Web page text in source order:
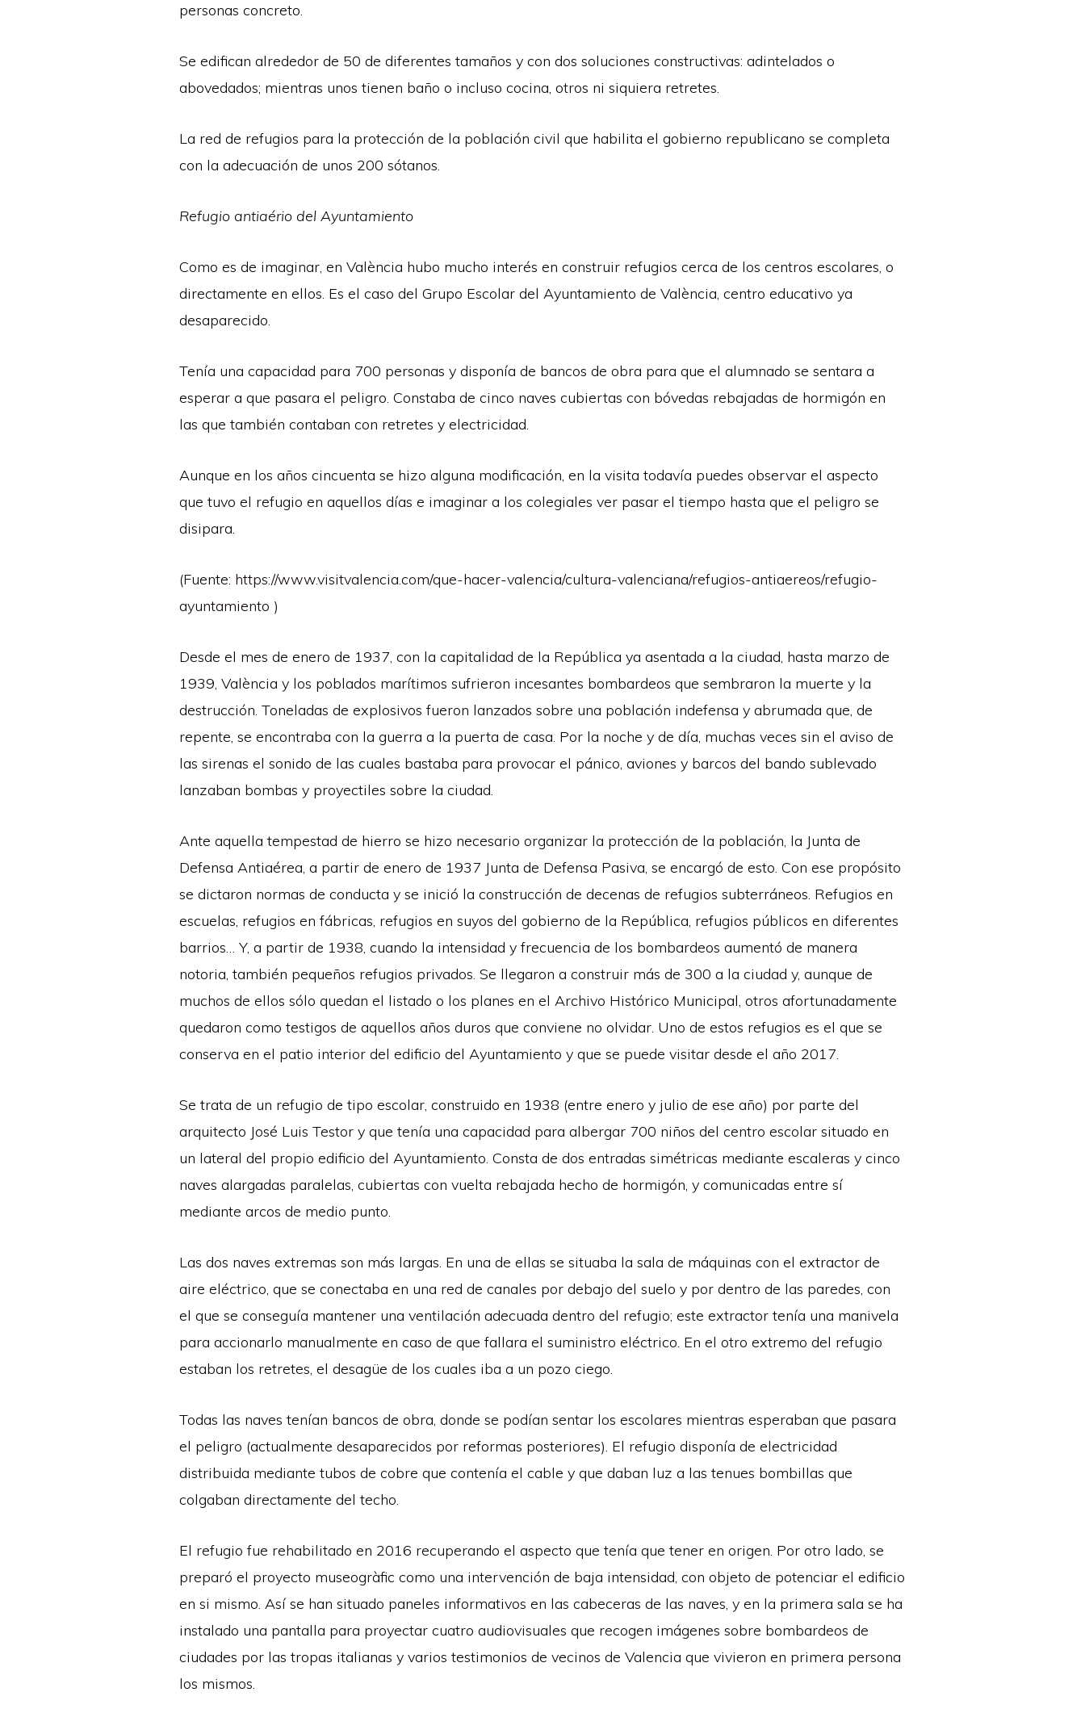
personas concreto.
Se edifican alrededor de 50 de diferentes tamaños y con dos soluciones constructivas: adintelados o
abovedados; mientras unos tienen baño o incluso cocina, otros ni siquiera retretes.
La red de refugios para la protección de la población civil que habilita el gobierno republicano se completa
con la adecuación de unos 200 sótanos.
Refugio antiaério del Ayuntamiento
Como es de imaginar, en València hubo mucho interés en construir refugios cerca de los centros escolares, o
directamente en ellos. Es el caso del Grupo Escolar del Ayuntamiento de València, centro educativo ya
desaparecido.
Tenía una capacidad para 700 personas y disponía de bancos de obra para que el alumnado se sentara a
esperar a que pasara el peligro. Constaba de cinco naves cubiertas con bóvedas rebajadas de hormigón en
las que también contaban con retretes y electricidad.
Aunque en los años cincuenta se hizo alguna modificación, en la visita todavía puedes observar el aspecto
que tuvo el refugio en aquellos días e imaginar a los colegiales ver pasar el tiempo hasta que el peligro se
disipara.
(Fuente: https://www.visitvalencia.com/que-hacer-valencia/cultura-valenciana/refugios-antiaereos/refugio-
ayuntamiento )
Desde el mes de enero de 1937, con la capitalidad de la República ya asentada a la ciudad, hasta marzo de
1939, València y los poblados marítimos sufrieron incesantes bombardeos que sembraron la muerte y la
destrucción. Toneladas de explosivos fueron lanzados sobre una población indefensa y abrumada que, de
repente, se encontraba con la guerra a la puerta de casa. Por la noche y de día, muchas veces sin el aviso de
las sirenas el sonido de las cuales bastaba para provocar el pánico, aviones y barcos del bando sublevado
lanzaban bombas y proyectiles sobre la ciudad.
Ante aquella tempestad de hierro se hizo necesario organizar la protección de la población, la Junta de
Defensa Antiaérea, a partir de enero de 1937 Junta de Defensa Pasiva, se encargó de esto. Con ese propósito
se dictaron normas de conducta y se inició la construcción de decenas de refugios subterráneos. Refugios en
escuelas, refugios en fábricas, refugios en suyos del gobierno de la República, refugios públicos en diferentes
barrios… Y, a partir de 1938, cuando la intensidad y frecuencia de los bombardeos aumentó de manera
notoria, también pequeños refugios privados. Se llegaron a construir más de 300 a la ciudad y, aunque de
muchos de ellos sólo quedan el listado o los planes en el Archivo Histórico Municipal, otros afortunadamente
quedaron como testigos de aquellos años duros que conviene no olvidar. Uno de estos refugios es el que se
conserva en el patio interior del edificio del Ayuntamiento y que se puede visitar desde el año 2017.
Se trata de un refugio de tipo escolar, construido en 1938 (entre enero y julio de ese año) por parte del
arquitecto José Luis Testor y que tenía una capacidad para albergar 700 niños del centro escolar situado en
un lateral del propio edificio del Ayuntamiento. Consta de dos entradas simétricas mediante escaleras y cinco
naves alargadas paralelas, cubiertas con vuelta rebajada hecho de hormigón, y comunicadas entre sí
mediante arcos de medio punto.
Las dos naves extremas son más largas. En una de ellas se situaba la sala de máquinas con el extractor de
aire eléctrico, que se conectaba en una red de canales por debajo del suelo y por dentro de las paredes, con
el que se conseguía mantener una ventilación adecuada dentro del refugio; este extractor tenía una manivela
para accionarlo manualmente en caso de que fallara el suministro eléctrico. En el otro extremo del refugio
estaban los retretes, el desagüe de los cuales iba a un pozo ciego.
Todas las naves tenían bancos de obra, donde se podían sentar los escolares mientras esperaban que pasara
el peligro (actualmente desaparecidos por reformas posteriores). El refugio disponía de electricidad
distribuida mediante tubos de cobre que contenía el cable y que daban luz a las tenues bombillas que
colgaban directamente del techo.
El refugio fue rehabilitado en 2016 recuperando el aspecto que tenía que tener en origen. Por otro lado, se
preparó el proyecto museogràfic como una intervención de baja intensidad, con objeto de potenciar el edificio
en si mismo. Así se han situado paneles informativos en las cabeceras de las naves, y en la primera sala se ha
instalado una pantalla para proyectar cuatro audiovisuales que recogen imágenes sobre bombardeos de
ciudades por las tropas italianas y varios testimonios de vecinos de Valencia que vivieron en primera persona
los mismos.